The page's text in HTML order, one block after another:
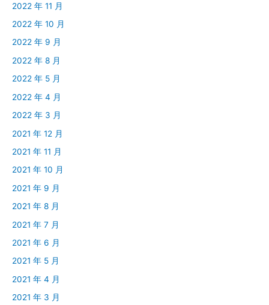
2022 年 11 月
2022 年 10 月
2022 年 9 月
2022 年 8 月
2022 年 5 月
2022 年 4 月
2022 年 3 月
2021 年 12 月
2021 年 11 月
2021 年 10 月
2021 年 9 月
2021 年 8 月
2021 年 7 月
2021 年 6 月
2021 年 5 月
2021 年 4 月
2021 年 3 月